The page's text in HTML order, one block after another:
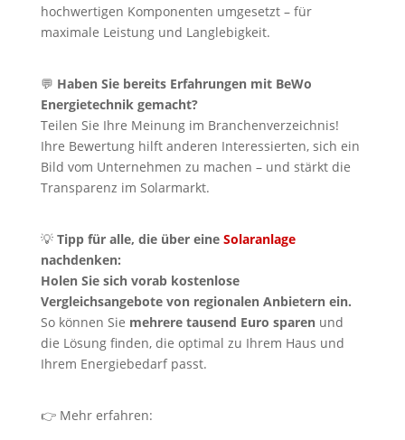
hochwertigen Komponenten umgesetzt – für
maximale Leistung und Langlebigkeit.
💬 Haben Sie bereits Erfahrungen mit BeWo
Energietechnik gemacht?
Teilen Sie Ihre Meinung im Branchenverzeichnis!
Ihre Bewertung hilft anderen Interessierten, sich ein
Bild vom Unternehmen zu machen – und stärkt die
Transparenz im Solarmarkt.
💡 Tipp für alle, die über eine Solaranlage
nachdenken:
Holen Sie sich vorab kostenlose
Vergleichsangebote von regionalen Anbietern ein.
So können Sie mehrere tausend Euro sparenund
die Lösung finden, die optimal zu Ihrem Haus und
Ihrem Energiebedarf passt.
👉 Mehr erfahren: